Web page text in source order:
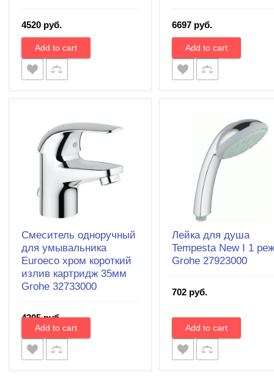
4520 руб. 6697 руб.
Смеситель одноручный
для умывальника
Euroeco хром короткий
излив картридж 35мм
Grohe 32733000
4205 руб.
Лейка для душа
Tempesta New I 1
Grohe 27923000
702 руб.